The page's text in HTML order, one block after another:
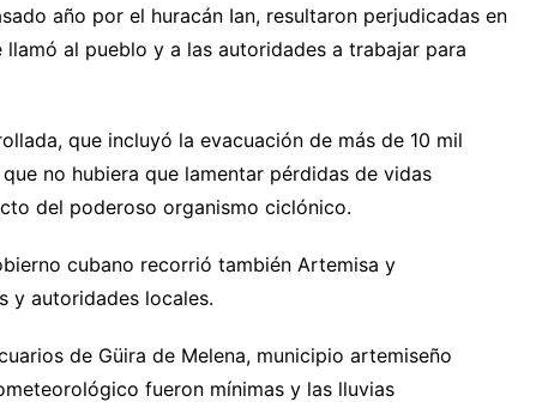
año por el huracán Ian, resultaron perjudicadas en
al pueblo y a las autoridades a trabajar para
que incluyó la evacuación de más de 10 mil
no hubiera que lamentar pérdidas de vidas
del poderoso organismo ciclónico.
cubano recorrió también Artemisa y
y autoridades locales.
de Güira de Melena, municipio artemiseño
fueron mínimas y las lluvias